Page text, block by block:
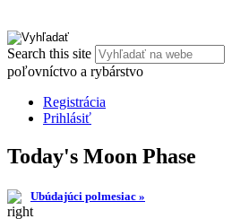
Search this site
poľovníctvo a rybárstvo
Registrácia
Prihlásiť
Today's Moon Phase
Ubúdajúci polmesiac »